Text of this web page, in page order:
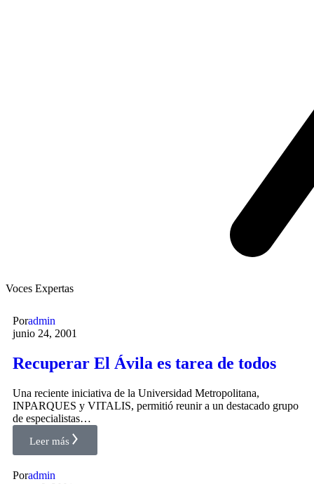
Voces Expertas
Poradmin
junio 24, 2001
Recuperar El Ávila es tarea de todos
Una reciente iniciativa de la Universidad Metropolitana,
INPARQUES y VITALIS, permitió reunir a un destacado grupo
de especialistas…
Leer más
Poradmin